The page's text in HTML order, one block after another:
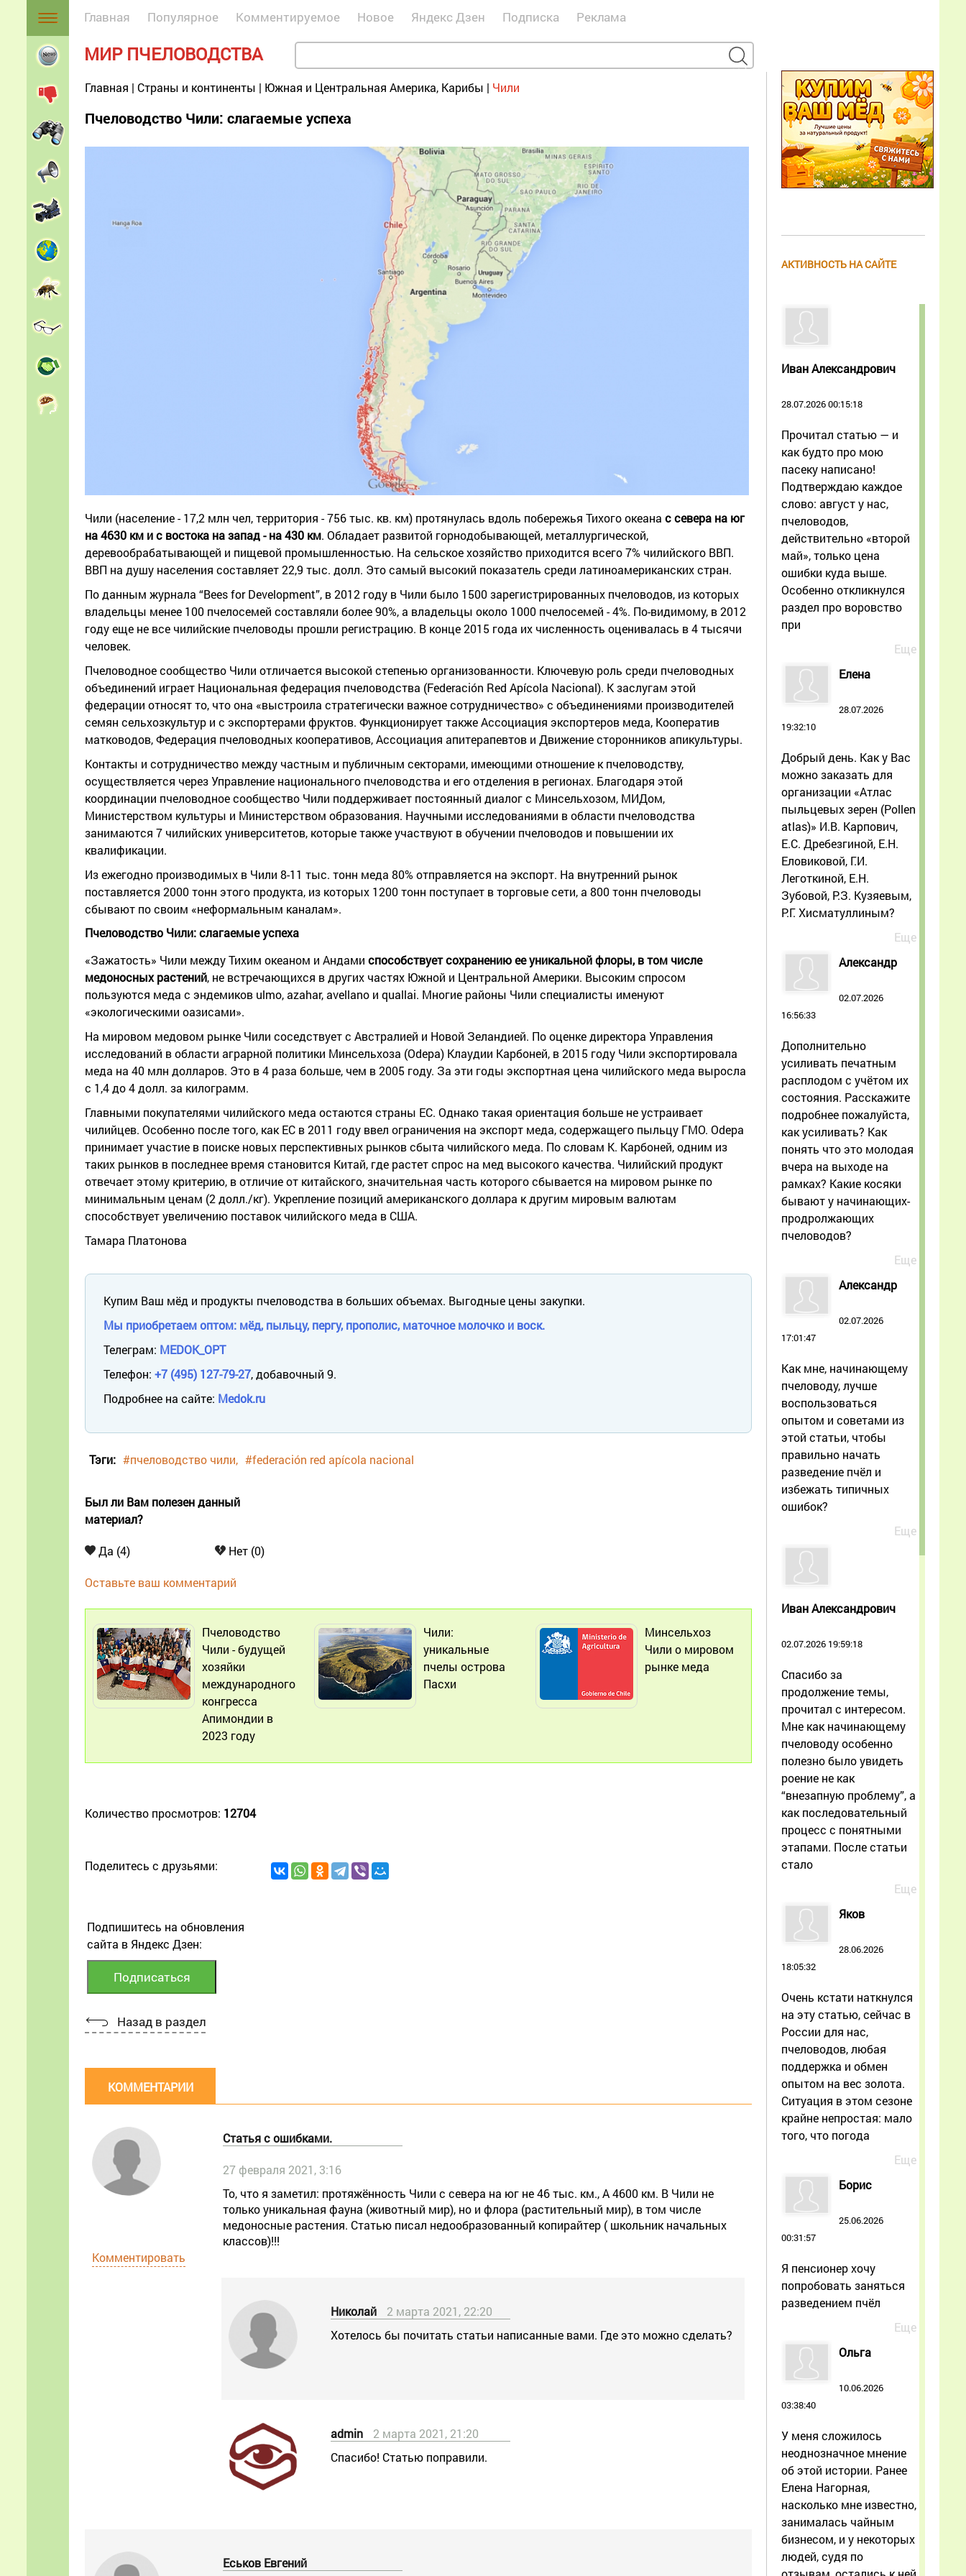
Главная Популярное Комментируемое Новое Яндекс Дзен Подписка Реклама
МИР ПЧЕЛОВОДСТВА
Главная | Страны и континенты | Южная и Центральная Америка, Карибы | Чили
Пчеловодство Чили: слагаемые успеха
Чили (население - 17,2 млн чел, территория - 756 тыс. кв. км) протянулась вдоль побережья Тихого океана с севера на юг
на 4630 км и с востока на запад - на 430 км. Обладает развитой горнодобывающей, металлургической,
деревообрабатывающей и пищевой промышленностью. На сельское хозяйство приходится всего 7% чилийского ВВП.
ВВП на душу населения составляет 22,9 тыс. долл. Это самый высокий показатель среди латиноамериканских стран.
По данным журнала “Bees for Development”, в 2012 году в Чили было 1500 зарегистрированных пчеловодов, из которых
владельцы менее 100 пчелосемей составляли более 90%, а владельцы около 1000 пчелосемей - 4%. По-видимому, в 2012
году еще не все чилийские пчеловоды прошли регистрацию. В конце 2015 года их численность оценивалась в 4 тысячи
человек.
Пчеловодное сообщество Чили отличается высокой степенью организованности. Ключевую роль среди пчеловодных
объединений играет Национальная федерация пчеловодства (Federación Red Apícola Nacional). К заслугам этой
федерации относят то, что она «выстроила стратегически важное сотрудничество» с объединениями производителей
семян сельхозкультур и с экспортерами фруктов. Функционирует также Ассоциация экспортеров меда, Кооператив
матководов, Федерация пчеловодных кооперативов, Ассоциация апитерапевтов и Движение сторонников апикультуры.
Контакты и сотрудничество между частным и публичным секторами, имеющими отношение к пчеловодству,
осуществляется через Управление национального пчеловодства и его отделения в регионах. Благодаря этой
координации пчеловодное сообщество Чили поддерживает постоянный диалог с Минсельхозом, МИДом,
Министерством культуры и Министерством образования. Научными исследованиями в области пчеловодства
занимаются 7 чилийских университетов, которые также участвуют в обучении пчеловодов и повышении их
квалификации.
Из ежегодно производимых в Чили 8-11 тыс. тонн меда 80% отправляется на экспорт. На внутренний рынок
поставляется 2000 тонн этого продукта, из которых 1200 тонн поступает в торговые сети, а 800 тонн пчеловоды
сбывают по своим «неформальным каналам».
Пчеловодство Чили: слагаемые успеха
«Зажатость» Чили между Тихим океаном и Андами способствует сохранению ее уникальной флоры, в том числе
медоносных растений, не встречающихся в других частях Южной и Центральной Америки. Высоким спросом
пользуются меда с эндемиков ulmo, azahar, avellano и quallai. Многие районы Чили специалисты именуют
«экологическими оазисами».
На мировом медовом рынке Чили соседствует с Австралией и Новой Зеландией. По оценке директора Управления
исследований в области аграрной политики Минсельхоза (Odepa) Клаудии Карбоней, в 2015 году Чили экспортировала
меда на 40 млн долларов. Это в 4 раза больше, чем в 2005 году. За эти годы экспортная цена чилийского меда выросла
с 1,4 до 4 долл. за килограмм.
Главными покупателями чилийского меда остаются страны ЕС. Однако такая ориентация больше не устраивает
чилийцев. Особенно после того, как ЕС в 2011 году ввел ограничения на экспорт меда, содержащего пыльцу ГМО. Odepa
принимает участие в поиске новых перспективных рынков сбыта чилийского меда. По словам К. Карбоней, одним из
таких рынков в последнее время становится Китай, где растет спрос на мед высокого качества. Чилийский продукт
отвечает этому критерию, в отличие от китайского, значительная часть которого сбывается на мировом рынке по
минимальным ценам (2 долл./кг). Укрепление позиций американского доллара к другим мировым валютам
способствует увеличению поставок чилийского меда в США.
Тамара Платонова
Купим Ваш мёд и продукты пчеловодства в больших объемах. Выгодные цены закупки.
Мы приобретаем оптом: мёд, пыльцу, пергу, прополис, маточное молочко и воск.
Телеграм: MEDOK_OPT
Телефон: +7 (495) 127-79-27, добавочный 9.
Подробнее на сайте: Medok.ru
Тэги: #пчеловодство чили #federación red apícola nacional
Был ли Вам полезен данный
материал?
Да (4) Нет (0)
Оставьте ваш комментарий
Пчеловодство
Чили - будущей
хозяйки
международного
конгресса
Апимондии в
2023 году
Чили:
уникальные
пчелы острова
Пасхи
Минсельхоз
Чили о мировом
рынке меда
Количество просмотров: 12704
Поделитесь с друзьями:
Подпишитесь на обновления
сайта в Яндекс Дзен:
Назад в раздел
КОММЕНТАРИИ
Статья с ошибками.
27 февраля 2021, 3:16
То, что я заметил: протяжённость Чили с севера на юг не 46 тыс. км., А 4600 км. В Чили не
только уникальная фауна (животный мир), но и флора (растительный мир), в том числе
медоносные растения. Статью писал недообразованный копирайтер ( школьник начальных
классов)!!!
Комментировать
Николай
2 марта 2021, 22:20
Хотелось бы почитать статьи написанные вами. Где это можно сделать?
admin
2 марта 2021, 21:20
Спасибо! Статью поправили.
Еськов Евгений
АКТИВНОСТЬ НА САЙТЕ
Иван Александрович
28.07.2026 00:15:18
Прочитал статью — и
как будто про мою
пасеку написано!
Подтверждаю каждое
слово: август у нас,
пчеловодов,
действительно «второй
май», только цена
ошибки куда выше.
Особенно откликнулся
раздел про воровство
при
Еще
Елена
28.07.2026
19:32:10
Добрый день. Как у Вас
можно заказать для
организации «Атлас
пыльцевых зерен (Pollen
atlas)» И.В. Карпович,
Е.С. Дребезгиной, Е.Н.
Еловиковой, Г.И.
Леготкиной, Е.Н.
Зубовой, Р.З. Кузяевым,
Р.Г. Хисматуллиным?
Еще
Александр
02.07.2026
16:56:33
Дополнительно
усиливать печатным
расплодом с учётом их
состояния. Расскажите
подробнее пожалуйста,
как усиливать? Как
понять что это молодая
вчера на выходе на
рамках? Какие косяки
бывают у начинающих-
продролжающих
пчеловодов?
Еще
Александр
02.07.2026
17:01:47
Как мне, начинающему
пчеловоду, лучше
воспользоваться
опытом и советами из
этой статьи, чтобы
правильно начать
разведение пчёл и
избежать типичных
ошибок?
Еще
Иван Александрович
02.07.2026 19:59:18
Спасибо за
продолжение темы,
прочитал с интересом.
Мне как начинающему
пчеловоду особенно
полезно было увидеть
роение не как
“внезапную проблему”, а
как последовательный
процесс с понятными
этапами. После статьи
стало
Еще
Яков
28.06.2026
18:05:32
Очень кстати наткнулся
на эту статью, сейчас в
России для нас,
пчеловодов, любая
поддержка и обмен
опытом на вес золота.
Ситуация в этом сезоне
крайне непростая: мало
того, что погода
Еще
Борис
25.06.2026
00:31:57
Я пенсионер хочу
попробовать заняться
разведением пчёл
Еще
Ольга
10.06.2026
03:38:40
У меня сложилось
неоднозначное мнение
об этой истории. Ранее
Елена Нагорная,
насколько мне известно,
занималась чайным
бизнесом, и у некоторых
людей, судя по